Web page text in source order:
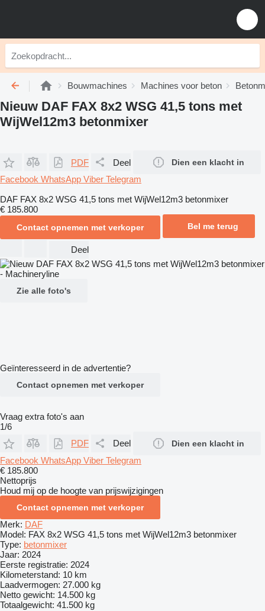
Bouwmachines Machines voor beton
Nieuw DAF FAX 8x2 WSG 41,5 tons met
WijWel12m3 betonmixer
PDF Deel Dien een klacht in
Facebook WhatsApp Viber Telegram
DAF FAX 8x2 WSG 41,5 tons met WijWel12m3 betonmixer
€ 185.800
Contact opnemen met verkoper Bel me terug
Deel
Zie alle foto's
Geïnteresseerd in de advertentie?
Contact opnemen met verkoper
Vraag extra foto's aan
1/6
PDF
Deel Dien een klacht in
Facebook WhatsApp Viber Telegram
€ 185.800
Nettoprijs
Houd mij op de hoogte van prijswijzigingen
Contact opnemen met verkoper
Merk: DAF
Model: FAX 8x2 WSG 41,5 tons met WijWel12m3 betonmixer
Type: betonmixer
Jaar: 2024
Eerste registratie: 2024
Kilometerstand: 10 km
Laadvermogen: 27.000 kg
Netto gewicht: 14.500 kg
Totaalgewicht: 41.500 kg